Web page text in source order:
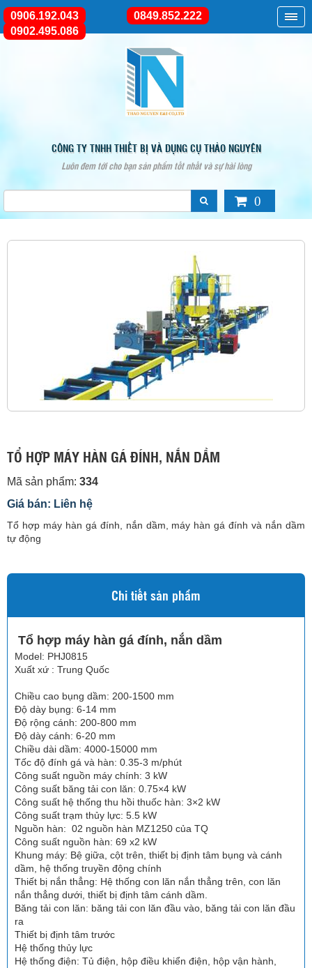
CÔNG TY TNHH THIẾT BỊ VÀ DỤNG CỤ THẢO NGUYÊN
Luôn đem tới cho bạn sản phẩm tốt nhất và sự hài lòng
0906.192.043
0849.852.222
0902.495.086
0
TỔ HỢP MÁY HÀN GÁ ĐÍNH, NẮN DẦM
Mã sản phẩm: 334
Giá bán: Liên hệ
Tổ hợp máy hàn gá đính, nắn dầm, máy hàn gá đính và nắn dầm
tự động
Chi tiết sản phẩm
Tổ hợp máy hàn gá đính, nắn dầm
Model: PHJ0815
Xuất xứ : Trung Quốc
Chiều cao bụng dầm: 200-1500 mm
Độ dày bụng: 6-14 mm
Độ rộng cánh: 200-800 mm
Độ dày cánh: 6-20 mm
Chiều dài dầm: 4000-15000 mm
Tốc độ đính gá và hàn: 0.35-3 m/phút
Công suất nguồn máy chính: 3 kW
Công suất băng tải con lăn: 0.75×4 kW
Công suất hệ thống thu hồi thuốc hàn: 3×2 kW
Công suất trạm thủy lực: 5.5 kW
Nguồn hàn: 02 nguồn hàn MZ1250 của TQ
Công suất nguồn hàn: 69 x2 kW
Khung máy: Bệ giữa, cột trên, thiết bị định tâm bụng và cánh
dầm, hệ thống truyền động chính
Thiết bị nắn thẳng: Hệ thống con lăn nắn thẳng trên, con lăn
nắn thẳng dưới, thiết bị định tâm cánh dầm.
Băng tải con lăn: băng tải con lăn đầu vào, băng tải con lăn đầu
ra
Thiết bị định tâm trước
Hệ thống thủy lực
Hệ thống điện: Tủ điện, hộp điều khiển điện, hộp vận hành,